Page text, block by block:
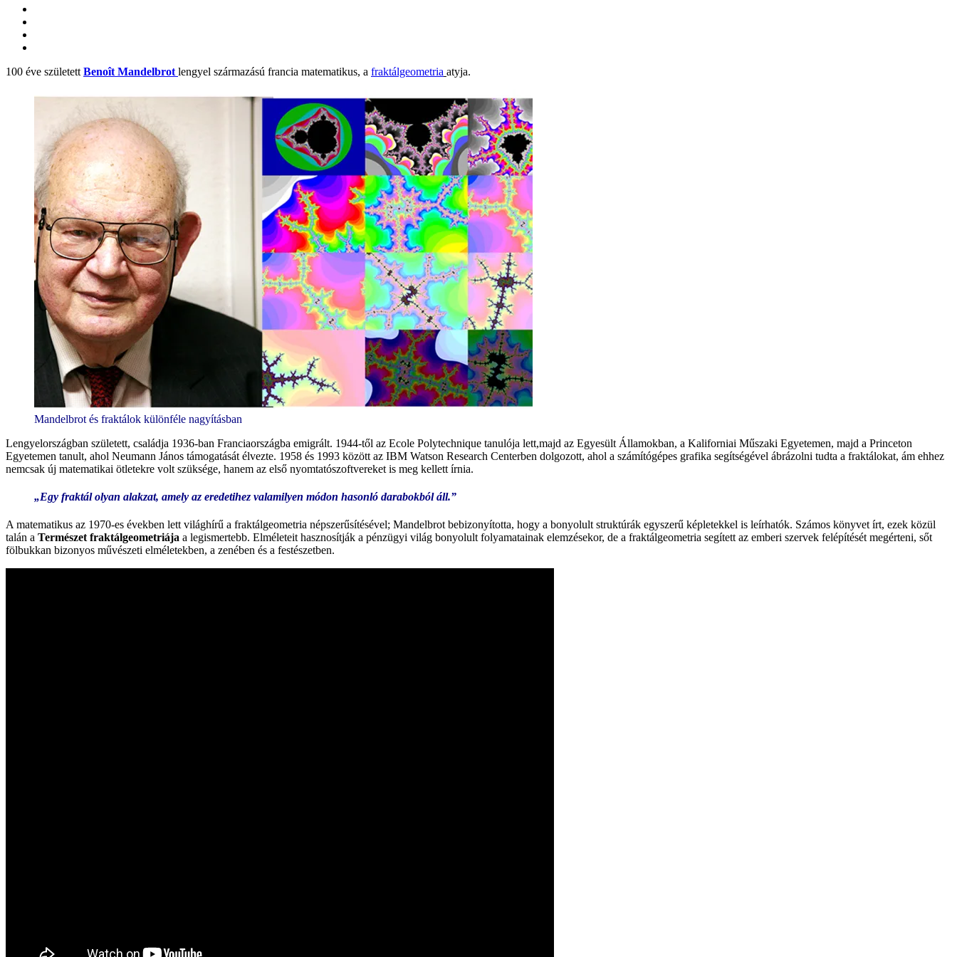
100 éve született Benoît Mandelbrot lengyel származású francia matematikus, a fraktálgeometria atyja.
Mandelbrot és fraktálok különféle nagyításban
Lengyelországban született, családja 1936-ban Franciaországba emigrált. 1944-től az Ecole Polytechnique tanulója lett,majd az Egyesült Államokban, a Kaliforniai Műszaki Egyetemen, majd a Princeton
Egyetemen tanult, ahol Neumann János támogatását élvezte. 1958 és 1993 között az IBM Watson Research Centerben dolgozott, ahol a számítógépes grafika segítségével ábrázolni tudta a fraktálokat, ám ehhez
nemcsak új matematikai ötletekre volt szüksége, hanem az első nyomtatószoftvereket is meg kellett írnia.
„Egy fraktál olyan alakzat, amely az eredetihez valamilyen módon hasonló darabokból áll.”
A matematikus az 1970-es években lett világhírű a fraktálgeometria népszerűsítésével; Mandelbrot bebizonyította, hogy a bonyolult struktúrák egyszerű képletekkel is leírhatók. Számos könyvet írt, ezek közül
talán a Természet fraktálgeometriája a legismertebb. Elméleteit hasznosítják a pénzügyi világ bonyolult folyamatainak elemzésekor, de a fraktálgeometria segített az emberi szervek felépítését megérteni, sőt
fölbukkan bizonyos művészeti elméletekben, a zenében és a festészetben.